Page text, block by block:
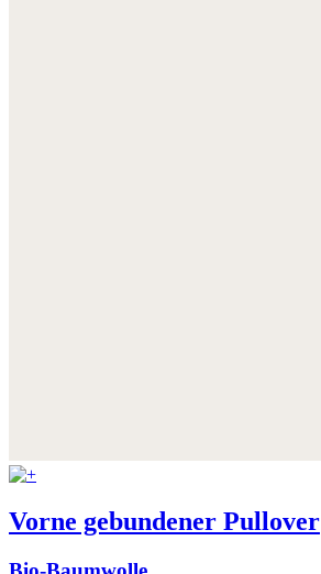
Vorne gebundener Pullover